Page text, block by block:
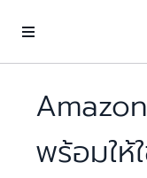
พร้อมให้